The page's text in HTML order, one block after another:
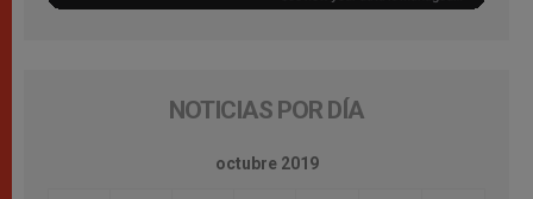
NOTICIAS POR DÍA
octubre 2019